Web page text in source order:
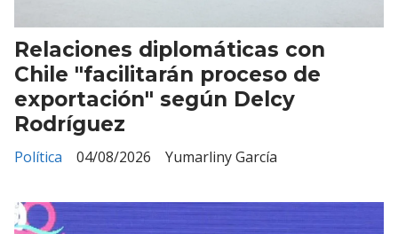
Relaciones diplomáticas con
Chile "facilitarán proceso de
exportación" según Delcy
Rodríguez
Yumarliny García
Política 04/08/2026